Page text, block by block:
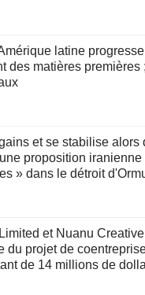
latine
des matières premières
et se stabilise alors
proposition
» dans le détroit
et Nuanu
du projet de
de 14 millions de